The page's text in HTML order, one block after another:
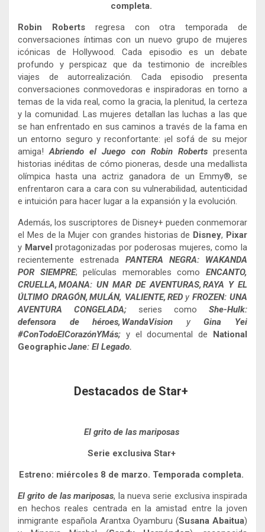
completa.
Robin Robertsregresa con otra temporada de
conversaciones íntimas con un nuevo grupo de mujeres
icónicas de Hollywood. Cada episodio es un debate
profundo y perspicaz que da testimonio de increíbles
viajes de autorrealización. Cada episodio presenta
conversaciones conmovedoras e inspiradoras en torno a
temas de la vida real, como la gracia, la plenitud, la certeza
y la comunidad. Las mujeres detallan las luchas a las que
se han enfrentado en sus caminos a través de la fama en
un entorno seguro y reconfortante: ¡el sofá de su mejor
amiga! Abriendo el Juego con Robin Roberts presenta
historias inéditas de cómo pioneras, desde una medallista
olímpica hasta una actriz ganadora de un Emmy®, se
enfrentaron cara a cara con su vulnerabilidad, autenticidad
e intuición para hacer lugar a la expansión y la evolución.
Además, los suscriptores de Disney+ pueden conmemorar
el Mes de la Mujer con grandes historias de Disney, Pixar
y Marvelprotagonizadas por poderosas mujeres, como la
recientemente estrenada PANTERA NEGRA: WAKANDA
POR SIEMPRE; películas memorables comoENCANTO,
CRUELLA, MOANA: UN MAR DE AVENTURAS, RAYA Y EL
ÚLTIMO DRAGÓN, MULÁN, VALIENTE, REDy FROZEN: UNA
AVENTURA CONGELADA; series como She-Hulk:
defensora de héroes, WandaVision yGina Yei
#ConTodoElCorazónYMás; y el documental de
National
GeographicJane: El Legado.
Destacados de Star+
El grito de las mariposas
Serie exclusiva Star+
Estreno: miércoles 8 de marzo. Temporada completa.
El grito de las mariposas, la nueva serie exclusiva inspirada
en hechos reales centrada en la amistad entre la joven
inmigrante española Arantxa Oyamburu (Susana Abaitua)